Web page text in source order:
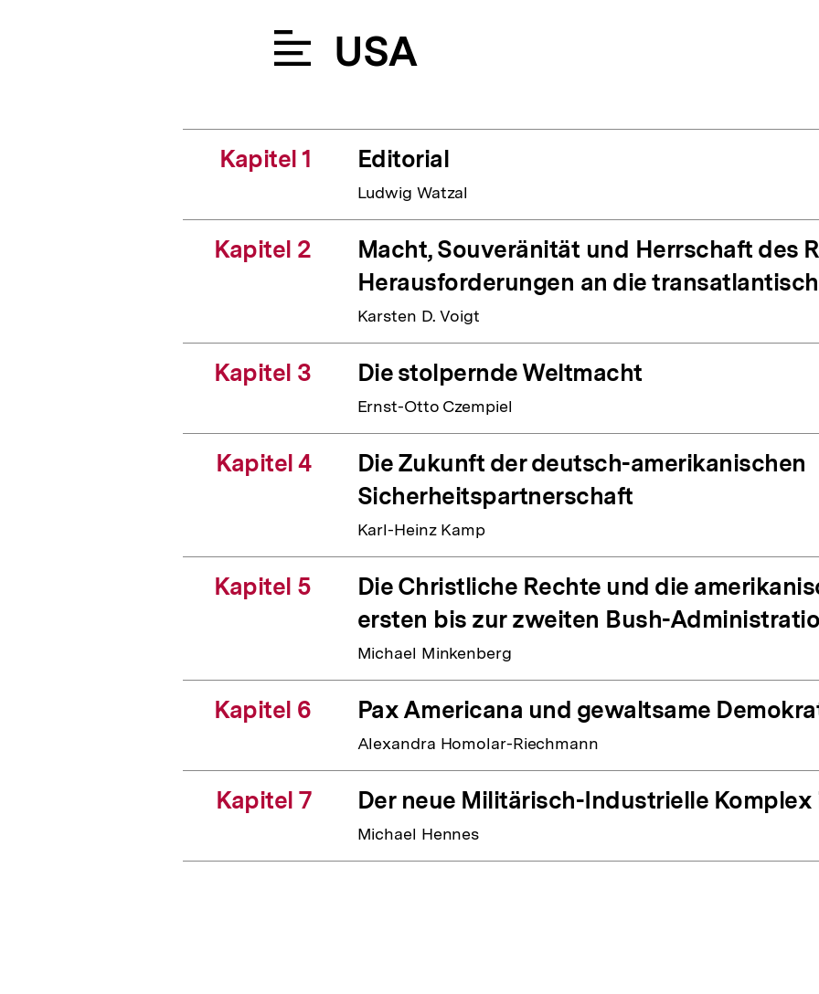
USA
Kapitel 1 Editorial
Ludwig Watzal
Kapitel 2
Macht, Souveränität und Herrschaft des
Herausforderungen an die
Karsten D. Voigt
Kapitel 3 Die stolpernde Weltmacht
Ernst-Otto Czempiel
Kapitel 4
Die Zukunft der deutsch-amerikanischen
Sicherheitspartnerschaft
Karl-Heinz Kamp
Kapitel 5
Die Christliche Rechte und die
ersten bis zur zweiten Bush-
Michael Minkenberg
Kapitel 6 Pax Americana und gewaltsame
Alexandra Homolar-Riechmann
Kapitel 7 Der neue Militärisch-Industrielle Komplex
Michael Hennes